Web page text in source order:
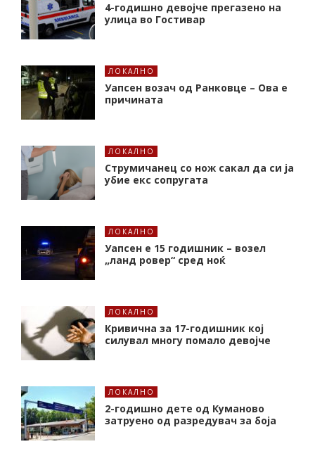
4-годишно девојче прегазено на
улица во Гостивар
ЛОКАЛНО
Уапсен возач од Ранковце – Ова е
причината
ЛОКАЛНО
Струмичанец со нож сакал да си ја
убие екс сопругата
ЛОКАЛНО
Уапсен е 15 годишник – возел
„ланд ровер“ сред ноќ
ЛОКАЛНО
Кривична за 17-годишник кој
силувал многу помало девојче
ЛОКАЛНО
2-годишно дете од Куманово
затруено од разредувач за боја